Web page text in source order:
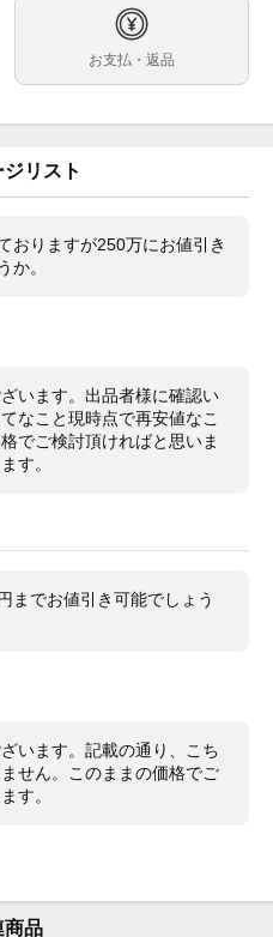
）
年頃製造品）
ありません
ー平置計測。計測環境により変動。参
や細かな当てキズがありますが、目
はありません。
ケはありません。
ざいます。
時点で格段に安いかと存じますので
以上は安い）
もうこの価格帯では116520が買え
者に質問する』よりお願い致します。
お支払・返品
ジリスト
おりますが250万にお値引き
か。
います。出品者様に確認い
なこと現時点で再安値なこ
でご検討頂ければと思いま
す。
までお値引き可能でしょう
います。記載の通り、こち
せん。このままの価格でご
す。
商品